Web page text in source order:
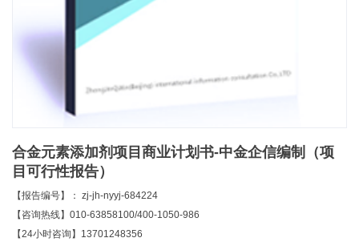
合金元素添加剂项目商业计划书-中金企信编制（项
目可行性报告）
【报告编号】： zj-jh-nyyj-684224
【咨询热线】010-63858100/400-1050-986
【24小时咨询】13701248356